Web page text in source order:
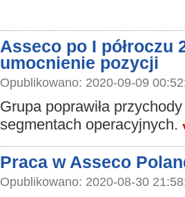
Asseco po I półroczu
umocnienie pozycji
Opublikowano: 2020-09-09
Grupa poprawiła
segmentach operacyjnych.
Praca w Asseco
Opublikowano: 2020-08-30